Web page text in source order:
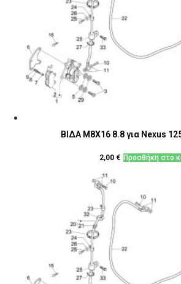
ΒΙΔΑ M8X16 8.8 για Nexus
2,00 € Προσθήκη στο